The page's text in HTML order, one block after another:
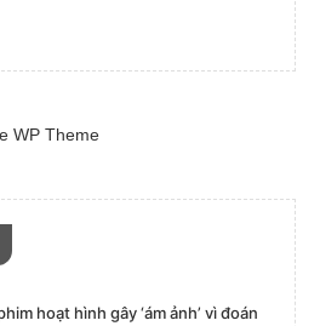
hoạt hình gây ‘ám ảnh’ vì đoán